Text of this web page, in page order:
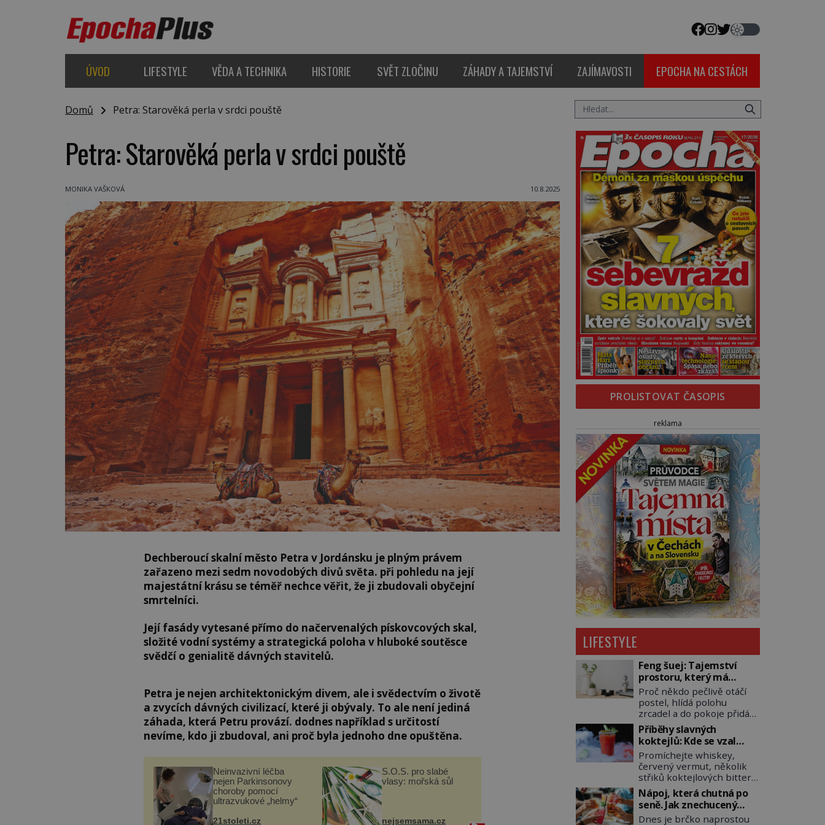
ÚVOD LIFESTYLE VĚDA A TECHNIKA HISTORIE SVĚT ZLOČINU ZÁHADY A TAJEMSTVÍ ZAJÍMAVOSTI EPOCHA NA CESTÁCH
Domů Petra: Starověká perla v srdci pouště
Petra: Starověká perla v srdci pouště
MONIKA VAŠKOVÁ 10.8.2025
Dechberoucí skalní město Petra v Jordánsku je plným právem
zařazeno mezi sedm novodobých divů světa. při pohledu na její
majestátní krásu se téměř nechce věřit, že ji zbudovali obyčejní
smrtelníci.
Její fasády vytesané přímo do načervenalých pískovcových skal,
složité vodní systémy a strategická poloha v hluboké soutěsce
svědčí o genialitě dávných stavitelů.
Petra je nejen architektonickým divem, ale i svědectvím o životě
a zvycích dávných civilizací, které ji obývaly. To ale není jediná
záhada, která Petru provází. dodnes například s určitostí
nevíme, kdo ji zbudoval, ani proč byla jednoho dne opuštěna.
Neinvazivní léčba
nejen Parkinsonovy
choroby pomocí
ultrazvukové „helmy“
21stoleti.cz
S.O.S. pro slabé
vlasy: mořská sůl
nejsemsama.cz
PROLISTOVAT ČASOPIS
reklama
LIFESTYLE
Feng šuej: Tajemství
prostoru, který má
přinášet štěstí
Proč někdo pečlivě otáčí
postel, hlídá polohu
zrcadel a do pokoje přidává
rostliny, vodu nebo dřevo?
Feng šuej tvrdí, že domov
není jen soubor zdí a
nábytku. Je to prostor,
kterým proudí energie
čchi a jeho uspořádání
může ovlivňovat, jak se v
něm člověk cítí. Feng šuej
má kořeny ve staré Číně a
Příběhy slavných
koktejlů: Kde se vzal
Manhattan a Bloody
Mary?
Promíchejte whiskey,
červený vermut, několik
střiků koktejlových bitters
a led, sceďte, ozdobte
koktejlovou třešinkou a
tadá… Manhattan je tu! A
pokud to má být skutečně
Nápoj, která chutná po
seně. Jak znechucený
Američan vymyslel brčko
Dnes je brčko naprostou